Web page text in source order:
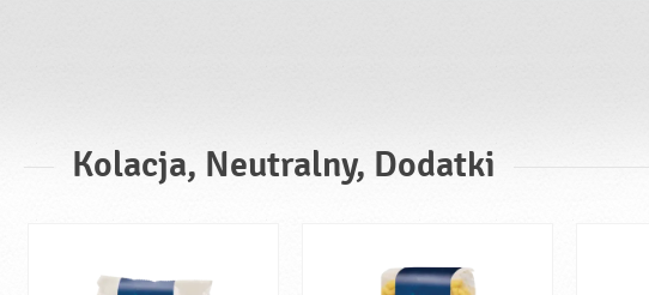
Kolacja, Neutralny, Dodatki